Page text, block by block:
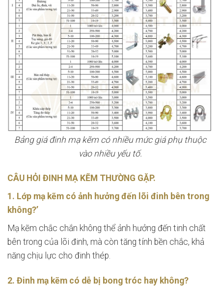
Bảng giá đinh mạ kẽm có nhiều mức giá phụ thuộc
vào nhiều yếu tố.
CÂU HỎI ĐINH MẠ KẼM THƯỜNG GẶP.
1. Lớp mạ kẽm có ảnh hưởng đến lõi đinh bên trong
không?’
Mạ kẽm chắc chắn không thể ảnh hưởng đến tinh chất
bên trong của lõi đinh, mà còn tăng tính bền chắc, khả
năng chịu lực cho đinh thép.
2. Đinh mạ kẽm có dễ bị bong tróc hay không?